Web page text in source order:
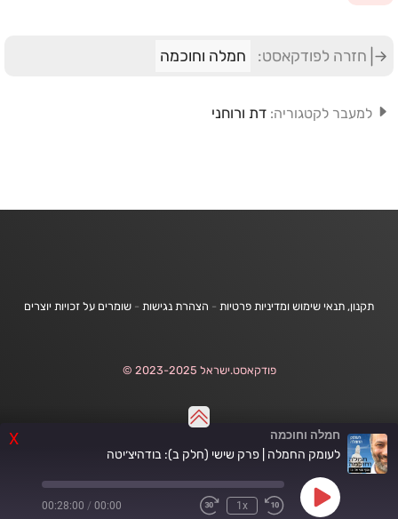
X חמלה וחוכמה
לעומק החמלה | פרק שישי (חלק ב): בודהיצ׳יטה
Play
Rewind
1x
Fast
00:00
/
00:28:00
חזרה לפודקאסט: חמלה וחוכמה
למעבר לקטגוריה: דת ורוחני
תקנון, תנאי שימוש ומדיניות פרטיות - הצהרת נגישות - שומרים על זכויות יוצרים
פודקאסט.ישראל 2023-2025 ©